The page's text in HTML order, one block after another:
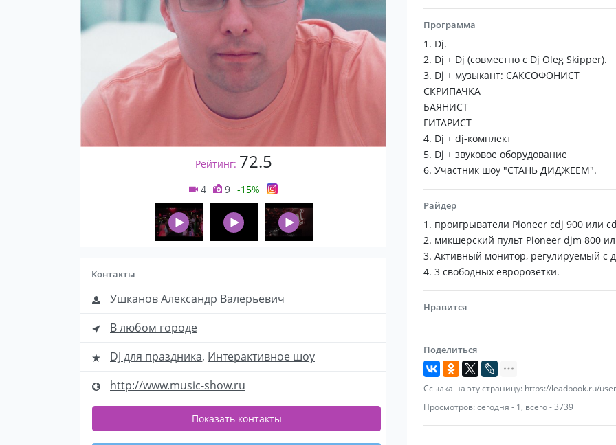
Рейтинг: 72.5
4 9 -15%
Контакты
Ушканов Александр Валерьевич
В любом городе
DJ для праздника, Интерактивное шоу
http://www.music-show.ru
Показать контакты
Dj Sandr отдаёт предпочтение
и без транса).
Александр играет эксклюзивные сеты
HOUSE.
Программа
1. Dj.
2. Dj + Dj (совместно с Dj Oleg Skipper).
3. Dj + музыкант: САКСОФОНИСТ
СКРИПАЧКА
БАЯНИСТ
ГИТАРИСТ
4. Dj + dj-комплект
5. Dj + звуковое оборудование
6. Участник шоу "СТАНЬ ДИДЖЕЕМ".
Райдер
1. проигрыватели Pioneer cdj 900 или
2. микшерский пульт Pioneer djm 800
3. Активный монитор, регулируемый с
4. 3 свободных евророзетки.
Нравится
Поделиться
Ссылка на эту страницу: https://leadbook.ru/
Просмотров: сегодня - 1, всего - 3739